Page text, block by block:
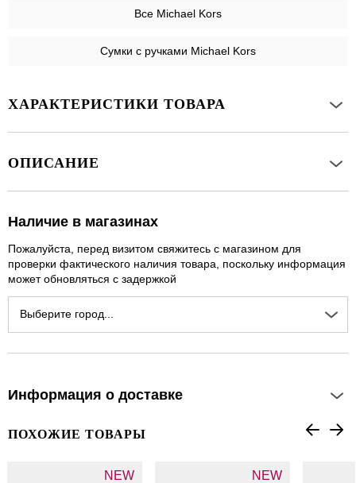
Все Michael Kors
Сумки с ручками Michael Kors
ХАРАКТЕРИСТИКИ ТОВАРА
ОПИСАНИЕ
Наличие в магазинах
Пожалуйста, перед визитом свяжитесь с магазином для
проверки фактического наличия товара, поскольку информация
может обновляться с задержкой
Выберите город...
Информация о доставке
ПОХОЖИЕ ТОВАРЫ
NEW NEW